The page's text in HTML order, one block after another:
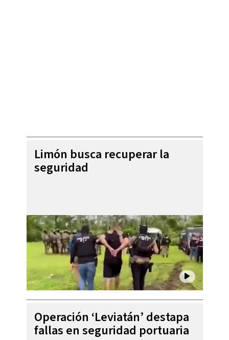
Limón busca recuperar la
seguridad
Operación ‘Leviatán’ destapa
fallas en seguridad portuaria